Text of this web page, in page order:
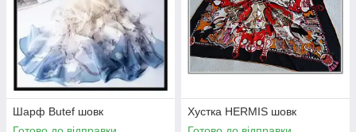
Шарф Butef шовк
Хустка HERMIS шовк